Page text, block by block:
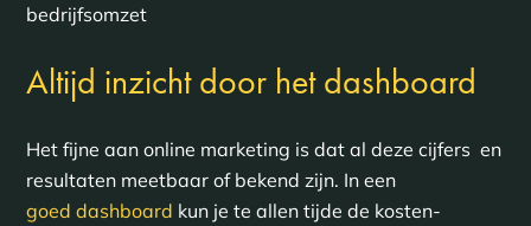
bedrijfsomzet
Altijd inzicht door het dashboard
Het fijne aan online marketing is dat al deze cijfers en
resultaten meetbaar of bekend zijn. In een
goed dashboard kun je te allen tijde de kosten-